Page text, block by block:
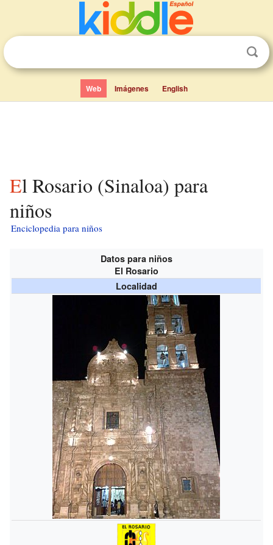
Web Imágenes English
El Rosario (Sinaloa) para
niños
Enciclopedia para niños
Datos para niños
El Rosario
Localidad